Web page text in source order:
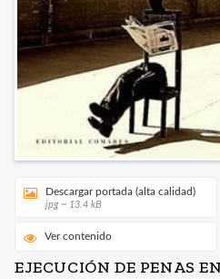
Descargar portada (alta calidad)
jpg ~ 13.4 kB
Ver contenido
EJECUCIÓN DE PENAS